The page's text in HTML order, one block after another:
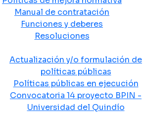
Manual de contratación
Funciones y deberes
Resoluciones
Actualización y/o formulación de
políticas públicas
Políticas públicas en ejecución
Convocatoria 14 proyecto BPIN -
Universidad del Quindío